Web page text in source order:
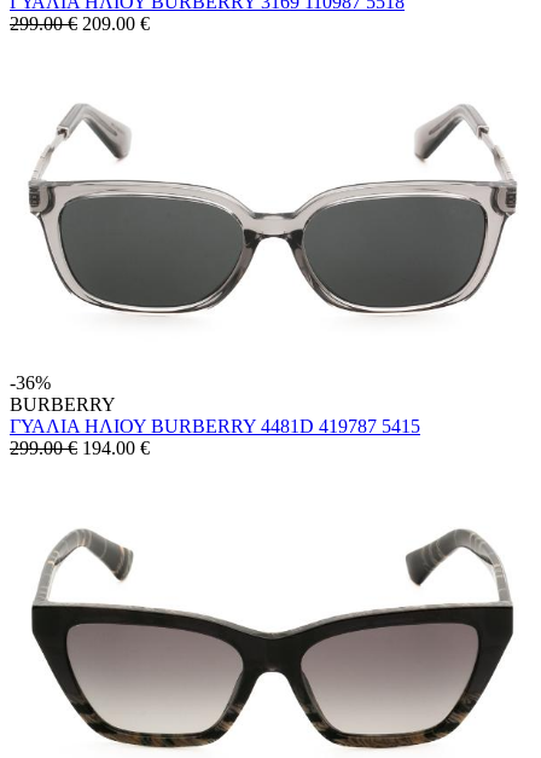
299.00 € 209.00 €
-36%
BURBERRY
ΓΥΑΛΙΑ ΗΛΙΟΥ BURBERRY 4481D 419787 5415
299.00 € 194.00 €